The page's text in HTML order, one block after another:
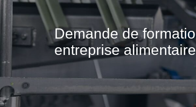
Demande de
entreprise alimentaire